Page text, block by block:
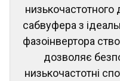
низькочастотного
сабвуфера з
фазоінвертора
дозволяє
низькочастотні